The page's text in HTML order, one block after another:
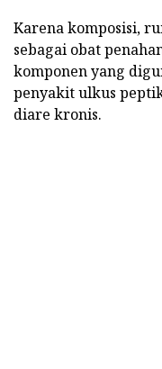
Karena komposisi,
sebagai obat
komponen yang
penyakit ulkus
diare kronis.